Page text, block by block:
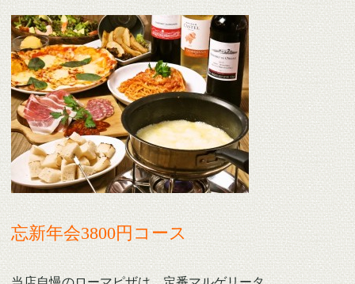
忘新年会3800円コース